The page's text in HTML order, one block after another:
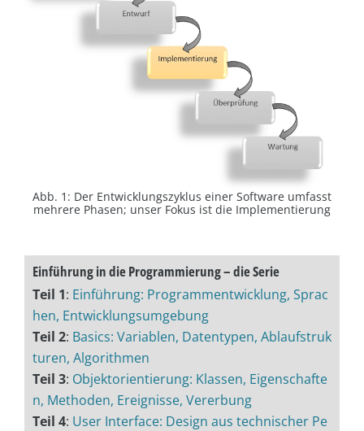
Abb. 1: Der Entwicklungszyklus einer Software umfasst
mehrere Phasen; unser Fokus ist die Implementierung
Einführung in die Programmierung – die Serie
Teil 1: Einführung: Programmentwicklung, Sprac
hen, Entwicklungsumgebung
Teil 2: Basics: Variablen, Datentypen, Ablaufstruk
turen, Algorithmen
Teil 3: Objektorientierung: Klassen, Eigenschafte
n, Methoden, Ereignisse, Vererbung
Teil 4: User Interface: Design aus technischer Pe